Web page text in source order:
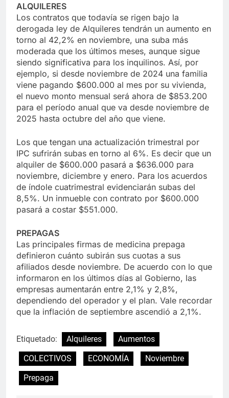
ALQUILERES
Los contratos que todavía se rigen bajo la
derogada ley de Alquileres tendrán un aumento en
torno al 42,2% en noviembre, una suba más
moderada que los últimos meses, aunque sigue
siendo significativa para los inquilinos. Así, por
ejemplo, si desde noviembre de 2024 una familia
viene pagando $600.000 al mes por su vivienda,
el nuevo monto mensual será ahora de $853.200
para el período anual que va desde noviembre de
2025 hasta octubre del año que viene.
Los que tengan una actualización trimestral por
IPC sufrirán subas en torno al 6%. Es decir que un
alquiler de $600.000 pasará a $636.000 para
noviembre, diciembre y enero. Para los acuerdos
de índole cuatrimestral evidenciarán subas del
8,5%. Un inmueble con contrato por $600.000
pasará a costar $551.000.
PREPAGAS
Las principales firmas de medicina prepaga
definieron cuánto subirán sus cuotas a sus
afiliados desde noviembre. De acuerdo con lo que
informaron en los últimos días al Gobierno, las
empresas aumentarán entre 2,1% y 2,8%,
dependiendo del operador y el plan. Vale recordar
que la inflación de septiembre ascendió a 2,1%.
Etiquetado: Alquileres
Aumentos
COLECTIVOS
ECONOMÍA
Noviembre
Prepaga